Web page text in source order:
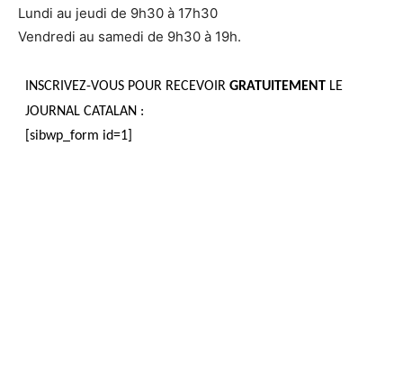
Lundi au jeudi de 9h30 à 17h30
Vendredi au samedi de 9h30 à 19h.
INSCRIVEZ-VOUS POUR RECEVOIR GRATUITEMENT LE
JOURNAL CATALAN :
[sibwp_form id=1]